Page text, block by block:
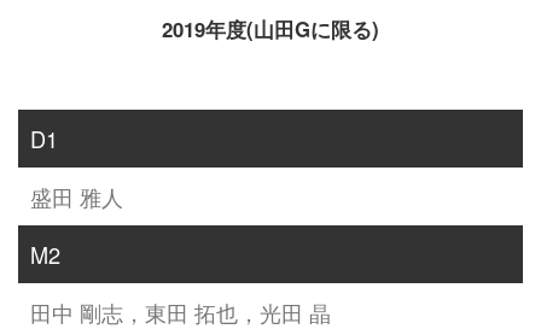
2019年度(山田Gに限る)
D1
盛田 雅人
M2
田中 剛志，東田 拓也，光田 晶